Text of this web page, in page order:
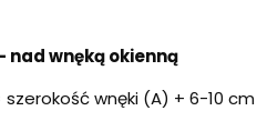
nad wnęką okienną
wnęki (A) + 6-10 cm